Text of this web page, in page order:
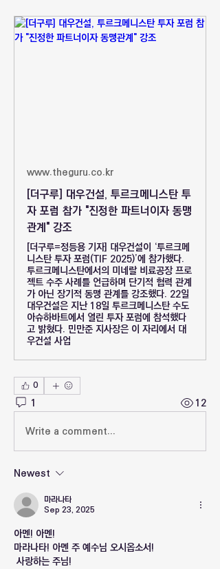
www.theguru.co.kr
[더구루] 대우건설, 투르크메니스탄 투
자 포럼 참가 "진정한 파트너이자 동맹
관계" 강조
[더구루=정등용 기자] 대우건설이 ‘투르크메
니스탄 투자 포럼(TIF 2025)’에 참가했다.
투르크메니스탄에서의 미네랄 비료공장 프로
젝트 수주 사례를 언급하며 단기적 협력 관계
가 아닌 장기적 동맹 관계를 강조했다. 22일
대우건설은 지난 18일 투르크메니스탄 수도
아슈하바트에서 열린 투자 포럼에 참석했다
고 밝혔다. 민만준 지사장은 이 자리에서 대
우건설 사업
0
1
12
Write a comment...
Newest
마라나타
Sep 23, 2025
아멘! 아멘!
마라나타! 아멘 주 예수님 오시옵소서!
사랑하는 주님!